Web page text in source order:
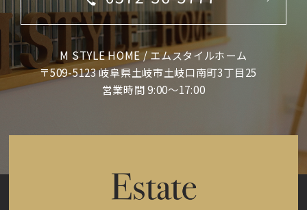
M STYLE HOME / エムスタイルホーム
〒509-5123 岐阜県土岐市土岐口南町3丁目25
営業時間 9:00～17:00